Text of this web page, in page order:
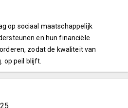
op sociaal maatschappelijk
en hun financiële
zodat de kwaliteit van
op peil blijft.